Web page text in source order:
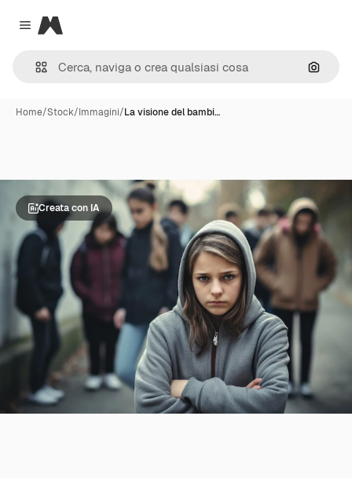
Close menu
Magnific
Cerca
Home/Stock/Immagini/La visione del bambi…
Creata con IA